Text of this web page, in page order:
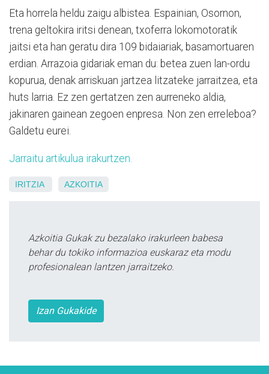
Eta horrela heldu zaigu albistea. Espainian, Osornon,
trena geltokira iritsi denean, txoferra lokomotoratik
jaitsi eta han geratu dira 109 bidaiariak, basamortuaren
erdian. Arrazoia gidariak eman du: betea zuen lan-ordu
kopurua, denak arriskuan jartzea litzateke jarraitzea, eta
huts larria. Ez zen gertatzen zen aurreneko aldia,
jakinaren gainean zegoen enpresa. Non zen erreleboa?
Galdetu eurei.
Jarraitu artikulua irakurtzen.
IRITZIA AZKOITIA
Azkoitia Gukak zu bezalako irakurleen babesa
behar du tokiko informazioa euskaraz eta modu
profesionalean lantzen jarraitzeko.
Izan Gukakide